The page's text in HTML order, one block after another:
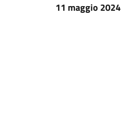
11 maggio 2024